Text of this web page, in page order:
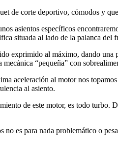
de corte deportivo, cómodos y
asientos específicos
situada al lado de la palanca del
exprimido al máximo, dando una
“pequeña” con
aceleración al motor nos
al asiento.
de este motor, es todo turbo.
no es para nada problemático o